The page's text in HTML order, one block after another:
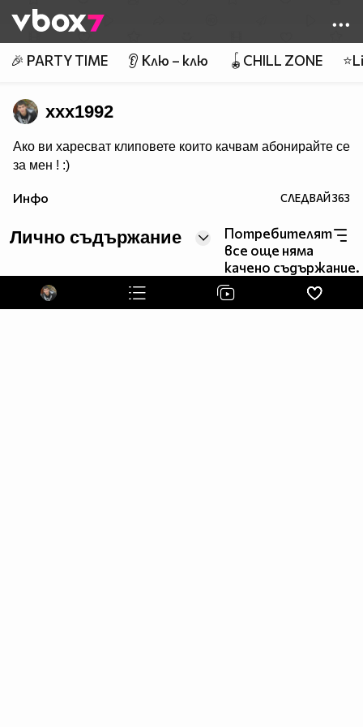
👾
🎉 PARTY TIME 👂 Клю – клю 🪀CHILL ZONE
xxx1992
Ако ви харесват клиповете които качвам абонирайте се
за мен ! :)
Инфо СЛЕДВАЙ363
Лично съдържание
Потребителят
все още няма
качено съдържание.